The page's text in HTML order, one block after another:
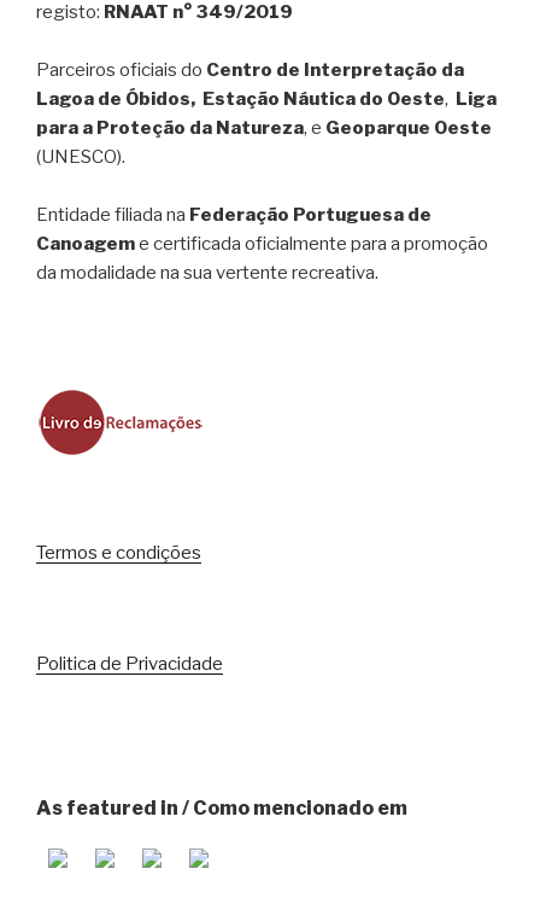
registo: RNAAT n° 349/2019
Parceiros oficiais do Centro de Interpretação da
Lagoa de Óbidos, Estação Náutica do Oeste, Liga
para a Proteção da Natureza, e Geoparque Oeste
(UNESCO).
Entidade filiada na Federação Portuguesa de
Canoageme certificada oficialmente para a promoção
da modalidade na sua vertente recreativa.
Termos e condições
Politica de Privacidade
As featured in / Como mencionado em